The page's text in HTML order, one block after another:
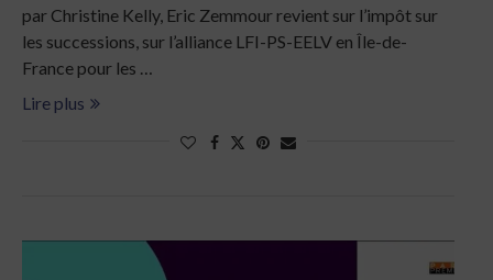
par Christine Kelly, Eric Zemmour revient sur l’impôt sur
les successions, sur l’alliance LFI-PS-EELV en Île-de-
France pour les …
Lire plus